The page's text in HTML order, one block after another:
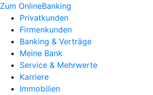
Zum OnlineBanking
Privatkunden
Firmenkunden
Banking & Verträge
Meine Bank
Service & Mehrwerte
Karriere
Immobilien